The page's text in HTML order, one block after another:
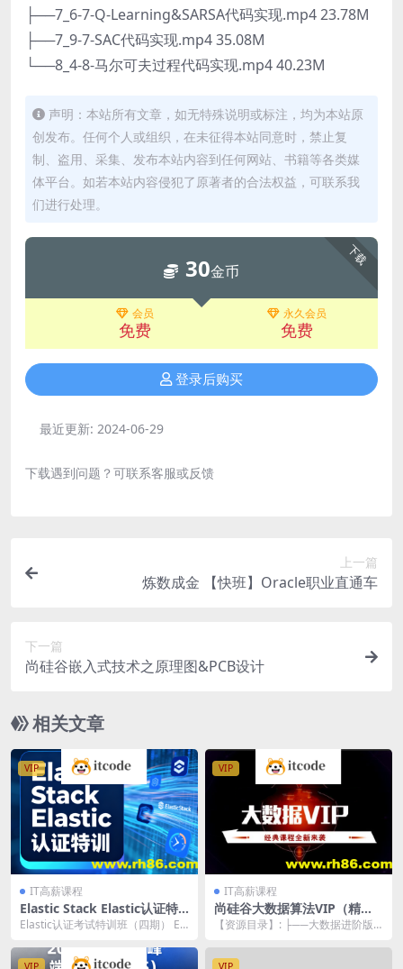
├──7_6-7-Q-Learning&SARSA代码实现.mp4 23.78M
├──7_9-7-SAC代码实现.mp4 35.08M
└──8_4-8-马尔可夫过程代码实现.mp4 40.23M
声明：本站所有文章，如无特殊说明或标注，均为本站原
创发布。任何个人或组织，在未征得本站同意时，禁止复
制、盗用、采集、发布本站内容到任何网站、书籍等各类媒
体平台。如若本站内容侵犯了原著者的合法权益，可联系我
们进行处理。
下载
30金币
会员
免费
永久会员
免费
登录后购买
最近更新: 2024-06-29
下载遇到问题？可联系客服或反馈
上一篇
炼数成金 【快班】Oracle职业直通车
下一篇
尚硅谷嵌入式技术之原理图&PCB设计
相关文章
VIP
IT高薪课程
Elastic Stack Elastic认证特
训
Elastic认证考试特训班（四期） Ela
VIP
IT高薪课程
尚硅谷大数据算法VIP（精选
版）
【资源目录】: ├──大数据进阶版
VIP VIP